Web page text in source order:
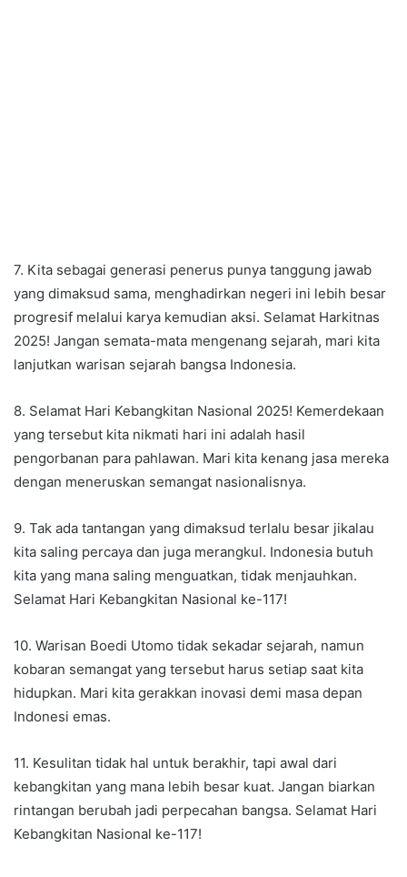
7. Kita sebagai generasi penerus punya tanggung jawab
yang dimaksud sama, menghadirkan negeri ini lebih besar
progresif melalui karya kemudian aksi. Selamat Harkitnas
2025! Jangan semata-mata mengenang sejarah, mari kita
lanjutkan warisan sejarah bangsa Indonesia.
8. Selamat Hari Kebangkitan Nasional 2025! Kemerdekaan
yang tersebut kita nikmati hari ini adalah hasil
pengorbanan para pahlawan. Mari kita kenang jasa mereka
dengan meneruskan semangat nasionalisnya.
9. Tak ada tantangan yang dimaksud terlalu besar jikalau
kita saling percaya dan juga merangkul. Indonesia butuh
kita yang mana saling menguatkan, tidak menjauhkan.
Selamat Hari Kebangkitan Nasional ke-117!
10. Warisan Boedi Utomo tidak sekadar sejarah, namun
kobaran semangat yang tersebut harus setiap saat kita
hidupkan. Mari kita gerakkan inovasi demi masa depan
Indonesi emas.
11. Kesulitan tidak hal untuk berakhir, tapi awal dari
kebangkitan yang mana lebih besar kuat. Jangan biarkan
rintangan berubah jadi perpecahan bangsa. Selamat Hari
Kebangkitan Nasional ke-117!